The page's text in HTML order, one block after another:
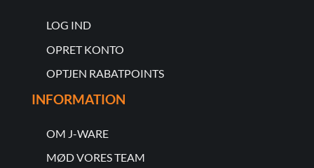
LOG IND
OPRET KONTO
OPTJEN RABATPOINTS
INFORMATION
OM J-WARE
MØD VORES TEAM